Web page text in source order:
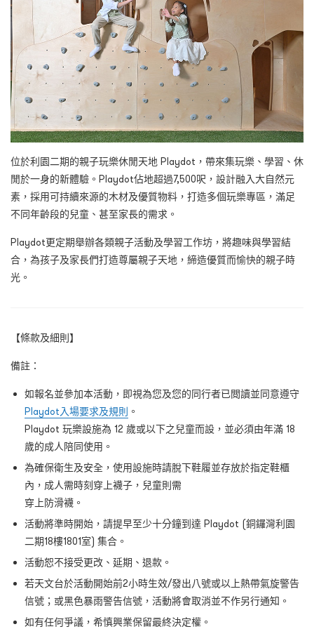
位於利園二期的親子玩樂休閒天地 Playdot，帶來集玩樂、學習、休
閒於一身的新體驗。Playdot佔地超過7,500呎，設計融入大自然元
素，採用可持續來源的木材及優質物料，打造多個玩樂專區，滿足
不同年齡段的兒童、甚至家長的需求。
Playdot更定期舉辦各類親子活動及學習工作坊，將趣味與學習結
合，為孩子及家長們打造尊屬親子天地，締造優質而愉快的親子時
光。
【條款及細則】
備註：
如報名並參加本活動，即視為您及您的同行者已閲讀並同意遵守
Playdot入場要求及規則 。
Playdot 玩樂設施為 12 歲或以下之兒童而設，並必須由年滿 18
歲的成人陪同使用。
為確保衛生及安全，使用設施時請脫下鞋履並存放於指定鞋櫃
內，成人需時刻穿上襪子，兒童則需
穿上防滑襪。
活動將準時開始，請提早至少十分鐘到達 Playdot (銅鑼灣利園
二期18樓1801室) 集合。
活動恕不接受更改、延期、退款。
若天文台於活動開始前2小時生效/發出八號或以上熱帶氣旋警告
信號；或黑色暴雨警告信號 ， 活動將會取消並不作另行通知。
如有任何爭議，希慎興業保留最終決定權。